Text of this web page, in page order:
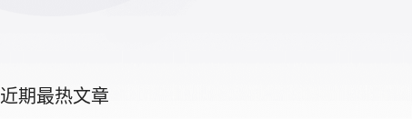
近期最热文章